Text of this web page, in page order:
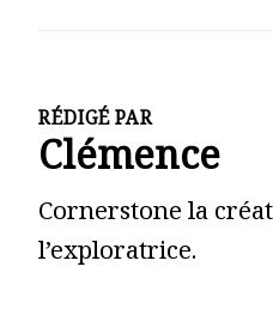
RÉDIGÉ PAR
Clémence
Cornerstone la
l’exploratrice.